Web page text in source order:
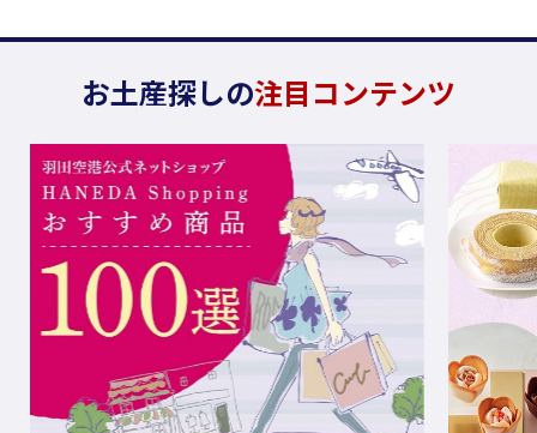
お土産探しの注目コンテンツ